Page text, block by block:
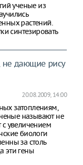
ученые из
растений.
синтезировать
дающие рису
20.08.2009, 14:00
затоплениям,
называют не
с увеличением
биологи
за столь
эти гены